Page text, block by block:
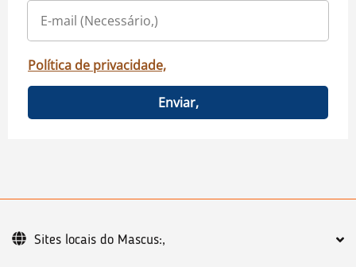
Política de privacidade,
Enviar,
Sites locais do Mascus:,